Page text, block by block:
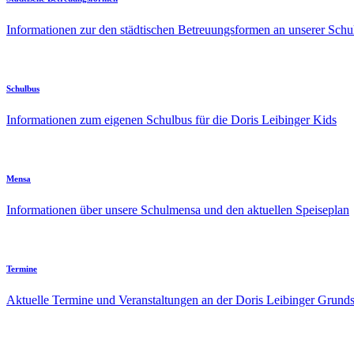
Informationen zur den städtischen Betreuungsformen an unserer
Schulbus
Informationen zum eigenen Schulbus für die Doris Leibinger Kids
Mensa
Informationen über unsere Schulmensa und den aktuellen Speiseplan
Termine
Aktuelle Termine und Veranstaltungen an der Doris Leibinger